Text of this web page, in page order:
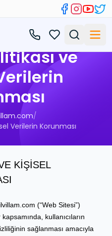
ve
/
Verilerin Korunması
KİŞİSEL
(“Web Sitesi”)
kullanıcıların
sağlanması amacıyla